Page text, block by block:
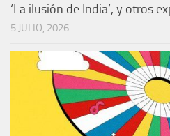
‘La ilusión de India’, y otros
5 JULIO, 2026